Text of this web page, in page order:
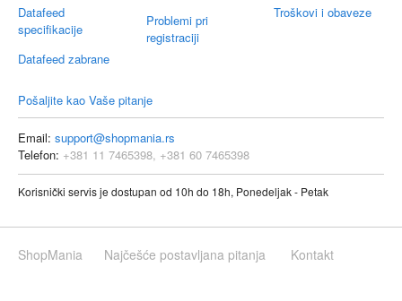
Datafeed
specifikacije
Datafeed zabrane
Problemi pri
registraciji
Troškovi i obaveze
Pošaljite kao Vaše pitanje
Email: support@shopmania.rs
Telefon: +381 11 7465398, +381 60 7465398
Korisnički servis je dostupan od 10h do 18h, Ponedeljak - Petak
ShopMania Najčešće postavljana pitanja Kontakt